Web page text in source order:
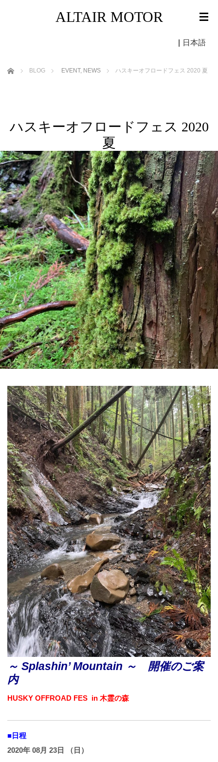
ALTAIR MOTOR
日本語
ホーム BLOG EVENT, NEWS ハスキーオフロードフェス 2020 夏
ハスキーオフロードフェス 2020
夏
～ Splashin’ Mountain ～ 開催のご案
内
HUSKY OFFROAD FES in 木霊の森
■日程
2020年 08月 23日 （日）